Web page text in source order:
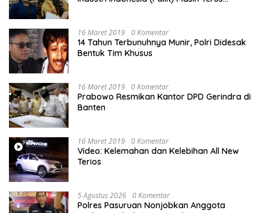
16 Maret 2019 0 Komentar
14 Tahun Terbunuhnya Munir, Polri Didesak
Bentuk Tim Khusus
16 Maret 2019 0 Komentar
Prabowo Resmikan Kantor DPD Gerindra di
Banten
16 Maret 2019 0 Komentar
Video: Kelemahan dan Kelebihan All New
Terios
5 Agustus 2026 0 Komentar
Polres Pasuruan Nonjobkan Anggota